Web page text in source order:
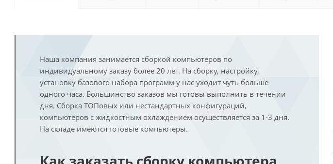
Наша компания занимается сборкой компьютеров по
индивидуальному заказу более 20 лет. На сборку, настройку,
установку базового набора программ у нас уходит чуть больше
одного часа. Большинство заказов мы готовы выполнить в течении
дня. Сборка ТОПовых или нестандартных конфигураций,
компьютеров с жидкостным охлаждением осуществляется за 1-3 дня.
На складе имеются готовые компьютеры.